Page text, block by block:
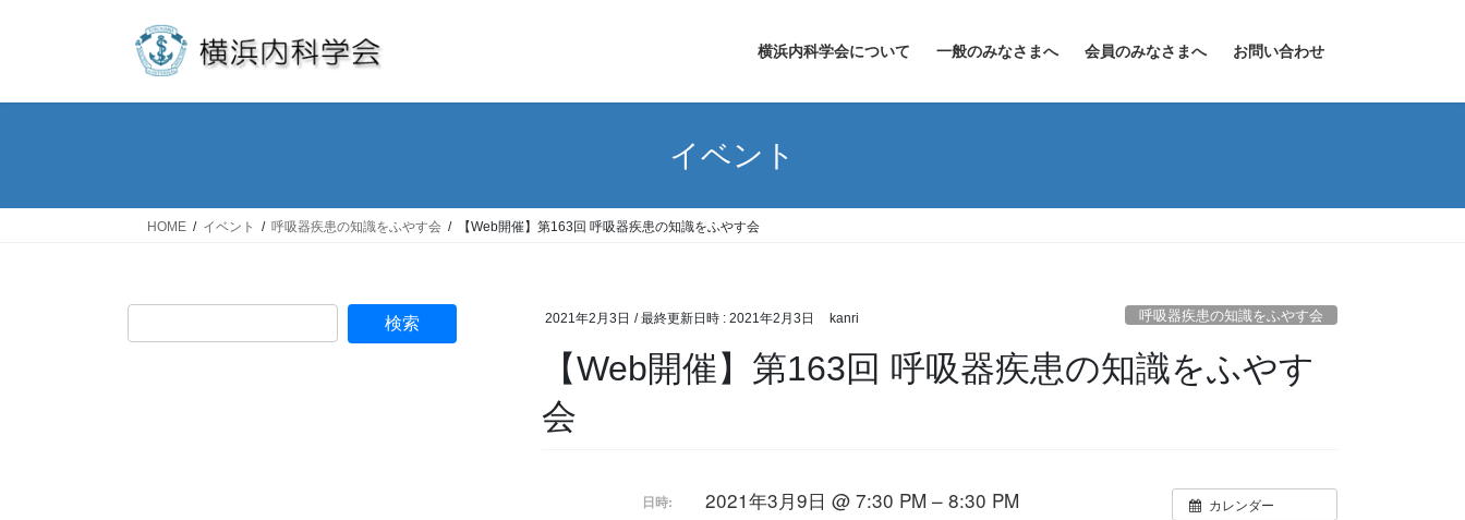
横浜内科学会について 一般のみなさまへ 会員のみなさまへ お問い合わせ
イベント
HOME イベント 呼吸器疾患の知識をふやす会 【Web開催】第163回 呼吸器疾患の知識をふやす会
2021年2月3日 / 最終更新日時 : 2021年2月3日 kanri 呼吸器疾患の知識をふやす会
【Web開催】第163回 呼吸器疾患の知識をふやす
会
カレンダー
日時: 2021年3月9日 @ 7:30 PM – 8:30 PM